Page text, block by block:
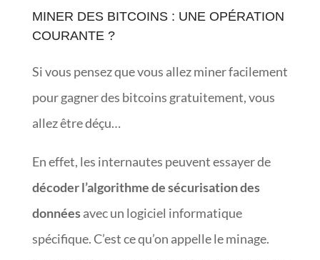
MINER DES BITCOINS : UNE OPÉRATION
COURANTE ?
Si vous pensez que vous allez miner facilement
pour gagner des bitcoins gratuitement, vous
allez être déçu…
En effet, les internautes peuvent essayer de
décoder l’algorithme de sécurisation des
donnéesavec un logiciel informatique
spécifique. C’est ce qu’on appelle le minage.